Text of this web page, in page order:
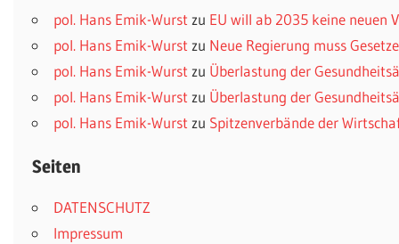
pol. Hans Emik-Wurst zu EU will ab 2035 keine neuen
pol. Hans Emik-Wurst zu Neue Regierung muss
pol. Hans Emik-Wurst zu Überlastung der
pol. Hans Emik-Wurst zu Überlastung der
pol. Hans Emik-Wurst zu Spitzenverbände der
Seiten
DATENSCHUTZ
Impressum